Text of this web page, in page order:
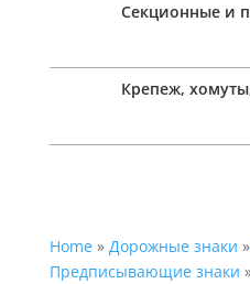
Секционные и
Крепеж,
Home» Дорожные знаки »
Предписывающие знаки